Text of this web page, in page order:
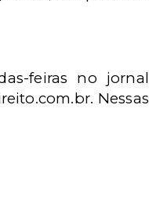
feiras no jornal
Nessas